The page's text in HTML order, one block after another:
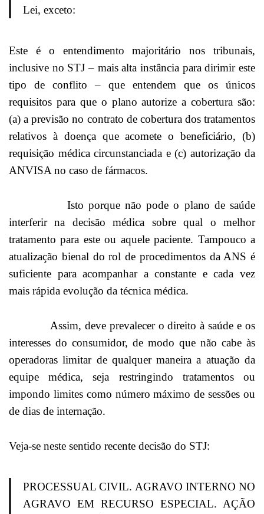
Lei, exceto:
Este é o entendimento majoritário nos tribunais,
inclusive no STJ – mais alta instância para dirimir este
tipo de conflito – que entendem que os únicos
requisitos para que o plano autorize a cobertura são:
(a) a previsão no contrato de cobertura dos tratamentos
relativos à doença que acomete o beneficiário, (b)
requisição médica circunstanciada e (c) autorização da
ANVISA no caso de fármacos.
Isto porque não pode o plano de saúde
interferir na decisão médica sobre qual o melhor
tratamento para este ou aquele paciente. Tampouco a
atualização bienal do rol de procedimentos da ANS é
suficiente para acompanhar a constante e cada vez
mais rápida evolução da técnica médica.
Assim, deve prevalecer o direito à saúde e os
interesses do consumidor, de modo que não cabe às
operadoras limitar de qualquer maneira a atuação da
equipe médica, seja restringindo tratamentos ou
impondo limites como número máximo de sessões ou
de dias de internação.
Veja-se neste sentido recente decisão do STJ:
PROCESSUAL CIVIL. AGRAVO INTERNO NO
AGRAVO EM RECURSO ESPECIAL. AÇÃO